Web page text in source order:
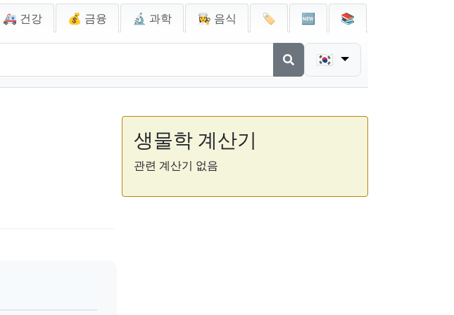
🚑 건강 💰 금융 🔬 과학 👩‍🍳 음식 🏷️ 🆕 📚
🇰🇷
생물학 계산기
관련 계산기 없음